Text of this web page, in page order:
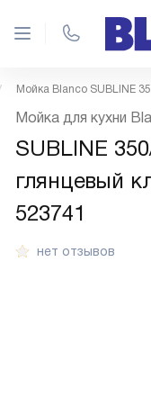
Мойка Blanco SUBLINE
нет отзывов
Мойка для кухни
SUBLINE
глянцевый
523741